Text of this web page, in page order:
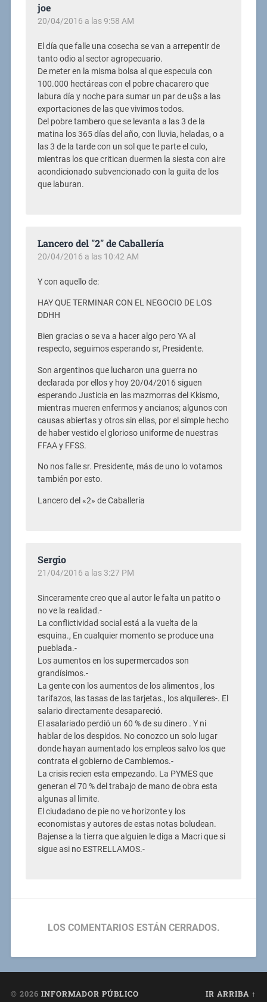
joe
20/04/2016 a las 9:58 AM
El día que falle una cosecha se van a arrepentir de
tanto odio al sector agropecuario.
De meter en la misma bolsa al que especula con
100.000 hectáreas con el pobre chacarero que
labura día y noche para sumar un par de u$s a las
exportaciones de las que vivimos todos.
Del pobre tambero que se levanta a las 3 de la
matina los 365 días del año, con lluvia, heladas, o a
las 3 de la tarde con un sol que te parte el culo,
mientras los que critican duermen la siesta con aire
acondicionado subvencionado con la guita de los
que laburan.
Lancero del "2" de Caballería
20/04/2016 a las 10:42 AM
Y con aquello de:
HAY QUE TERMINAR CON EL NEGOCIO DE LOS
DDHH
Bien gracias o se va a hacer algo pero YA al
respecto, seguimos esperando sr, Presidente.
Son argentinos que lucharon una guerra no
declarada por ellos y hoy 20/04/2016 siguen
esperando Justicia en las mazmorras del Kkismo,
mientras mueren enfermos y ancianos; algunos con
causas abiertas y otros sin ellas, por el simple hecho
de haber vestido el glorioso uniforme de nuestras
FFAA y FFSS.
No nos falle sr. Presidente, más de uno lo votamos
también por esto.
Lancero del «2» de Caballería
Sergio
21/04/2016 a las 3:27 PM
Sinceramente creo que al autor le falta un patito o
no ve la realidad.-
La conflictividad social está a la vuelta de la
esquina., En cualquier momento se produce una
pueblada.-
Los aumentos en los supermercados son
grandísimos.-
La gente con los aumentos de los alimentos , los
tarifazos, las tasas de las tarjetas., los alquileres-. El
salario directamente desapareció.
El asalariado perdió un 60 % de su dinero . Y ni
hablar de los despidos. No conozco un solo lugar
donde hayan aumentado los empleos salvo los que
contrata el gobierno de Cambiemos.-
La crisis recien esta empezando. La PYMES que
generan el 70 % del trabajo de mano de obra esta
algunas al limite.
El ciudadano de pie no ve horizonte y los
economistas y autores de estas notas boludean.
Bajense a la tierra que alguien le diga a Macri que si
sigue asi no ESTRELLAMOS.-
LOS COMENTARIOS ESTÁN CERRADOS.
© 2026 INFORMADOR PÚBLICO IR ARRIBA ↑